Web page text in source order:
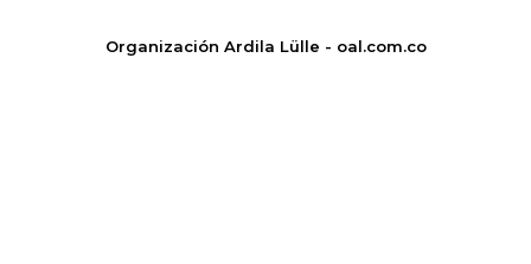
Organización Ardila Lülle - oal.com.co